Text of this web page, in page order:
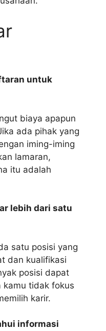
untuk
biaya apapun
ada pihak yang
iming-iming
lamaran,
itu adalah
lebih dari satu
satu posisi yang
dan kualifikasi
posisi dapat
kamu tidak fokus
karir.
informasi